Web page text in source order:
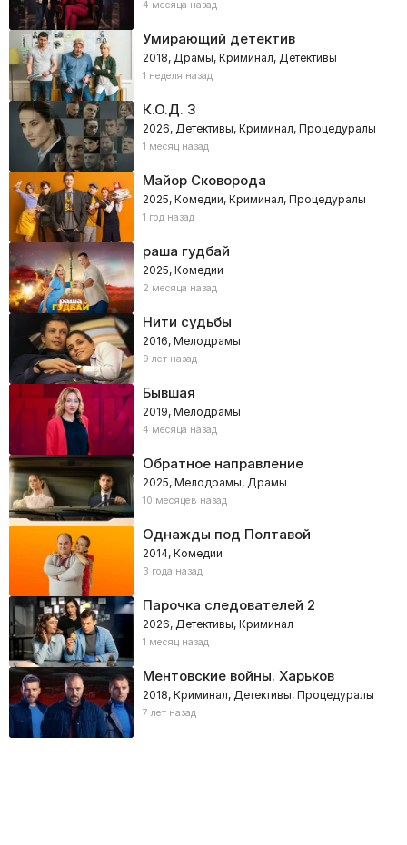
4 месяца назад
Умирающий детектив
2018, Драмы, Криминал, Детективы
1 неделя назад
К.О.Д. 3
2026, Детективы, Криминал, Процедуралы
1 месяц назад
Майор Сковорода
2025, Комедии, Криминал, Процедуралы
1 год назад
раша гудбай
2025, Комедии
2 месяца назад
Нити судьбы
2016, Мелодрамы
9 лет назад
Бывшая
2019, Мелодрамы
4 месяца назад
Обратное направление
2025, Мелодрамы, Драмы
10 месяцев назад
Однажды под Полтавой
2014, Комедии
3 года назад
Парочка следователей 2
2026, Детективы, Криминал
1 месяц назад
Ментовские войны. Харьков
2018, Криминал, Детективы, Процедуралы
7 лет назад